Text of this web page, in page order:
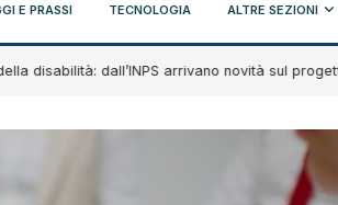
E PRASSI TECNOLOGIA ALTRE SEZIONI
dall’INPS arrivano novità sul progetto di vita